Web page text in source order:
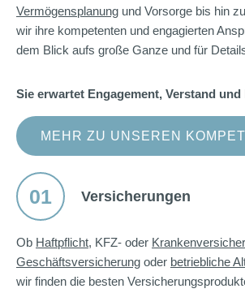
Vermögensplanung und Vorsorge bis hin
wir ihre kompetenten und engagierten
dem Blick aufs große Ganze und für
Sie erwartet Engagement, Verstand und
MEHR ZU UNSEREN
01 Versicherungen
Ob Haftpflicht, KFZ- oder
Geschäftsversicherung oder betriebliche
wir finden die besten